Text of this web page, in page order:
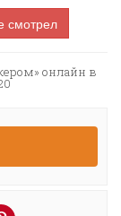
смотрел
онлайн в